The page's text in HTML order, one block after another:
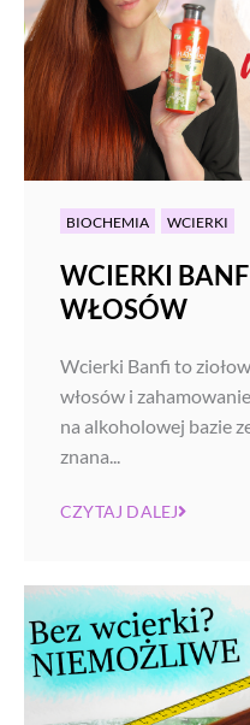
BIOCHEMIA WCIERKI
WCIERKI
WŁOSÓW
Wcierki Banfi to
włosów i
na alkoholowej bazie
znana...
CZYTAJ DALEJ